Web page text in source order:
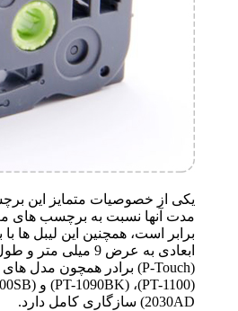
یکی از خصوصیات متمایز این
برابر است، همچنین این لیبل ها
(P-Touch) برادر همچون مدل های (
(
PT-1100)، (PT-1090BK) و (
2030AD) سازگاری کامل دارد.